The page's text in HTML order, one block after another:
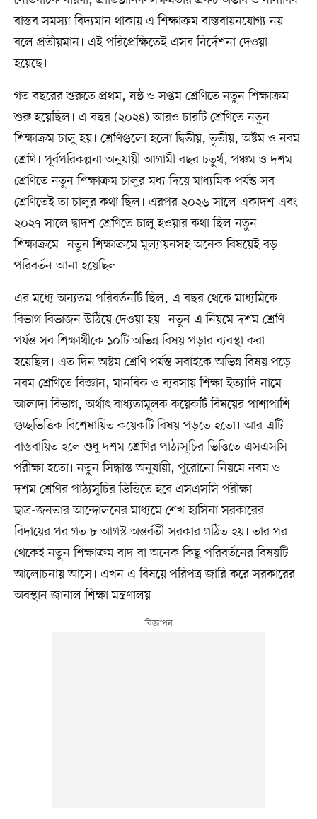
বাস্তব সমস্যা বিদ্যমান থাকায় এ শিক্ষাক্রম বাস্তবায়নযোগ্য নয়
বলে প্রতীয়মান। এই পরিপ্রেক্ষিতেই এসব নির্দেশনা দেওয়া
হয়েছে।
গত বছরের শুরুতে প্রথম, ষষ্ঠ ও সপ্তম শ্রেণিতে নতুন শিক্ষাক্রম
শুরু হয়েছিল। এ বছর (২০২৪) আরও চারটি শ্রেণিতে নতুন
শিক্ষাক্রম চালু হয়। শ্রেণিগুলো হলো দ্বিতীয়, তৃতীয়, অষ্টম ও নবম
শ্রেণি। পূর্বপরিকল্পনা অনুযায়ী আগামী বছর চতুর্থ, পঞ্চম ও দশম
শ্রেণিতে নতুন শিক্ষাক্রম চালুর মধ্য দিয়ে মাধ্যমিক পর্যন্ত সব
শ্রেণিতেই তা চালুর কথা ছিল। এরপর ২০২৬ সালে একাদশ এবং
২০২৭ সালে দ্বাদশ শ্রেণিতে চালু হওয়ার কথা ছিল নতুন
শিক্ষাক্রমে। নতুন শিক্ষাক্রমে মূল্যায়নসহ অনেক বিষয়েই বড়
পরিবর্তন আনা হয়েছিল।
এর মধ্যে অন্যতম পরিবর্তনটি ছিল, এ বছর থেকে মাধ্যমিকে
বিভাগ বিভাজন উঠিয়ে দেওয়া হয়। নতুন এ নিয়মে দশম শ্রেণি
পর্যন্ত সব শিক্ষার্থীকে ১০টি অভিন্ন বিষয় পড়ার ব্যবস্থা করা
হয়েছিল। এত দিন অষ্টম শ্রেণি পর্যন্ত সবাইকে অভিন্ন বিষয় পড়ে
নবম শ্রেণিতে বিজ্ঞান, মানবিক ও ব্যবসায় শিক্ষা ইত্যাদি নামে
আলাদা বিভাগ, অর্থাৎ বাধ্যতামূলক কয়েকটি বিষয়ের পাশাপাশি
গুচ্ছভিত্তিক বিশেষায়িত কয়েকটি বিষয় পড়তে হতো। আর এটি
বাস্তবায়িত হলে শুধু দশম শ্রেণির পাঠ্যসূচির ভিত্তিতে এসএসসি
পরীক্ষা হতো। নতুন সিদ্ধান্ত অনুযায়ী, পুরোনো নিয়মে নবম ও
দশম শ্রেণির পাঠ্যসূচির ভিত্তিতে হবে এসএসসি পরীক্ষা।
ছাত্র-জনতার আন্দোলনের মাধ্যমে শেখ হাসিনা সরকারের
বিদায়ের পর গত ৮ আগস্ট অন্তর্বর্তী সরকার গঠিত হয়। তার পর
থেকেই নতুন শিক্ষাক্রম বাদ বা অনেক কিছু পরিবর্তনের বিষয়টি
আলোচনায় আসে। এখন এ বিষয়ে পরিপত্র জারি করে সরকারের
অবস্থান জানাল শিক্ষা মন্ত্রণালয়।